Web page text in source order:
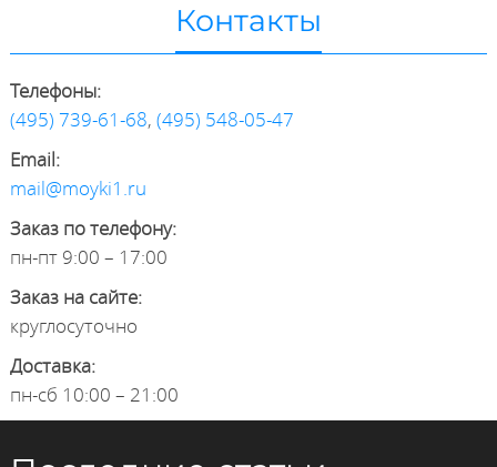
Контакты
Телефоны:
(495) 739-61-68, (495) 548-05-47
Email:
mail@moyki1.ru
Заказ по телефону:
пн-пт 9:00 – 17:00
Заказ на сайте:
круглосуточно
Доставка:
пн-сб 10:00 – 21:00